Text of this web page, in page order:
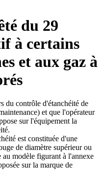
du 29
à certains
et aux gaz à
du contrôle d'étanchéité de
et que l'opérateur
sur l'équipement la
est constituée d'une
de diamètre supérieur ou
au modèle figurant à l'annexe
sur la marque de